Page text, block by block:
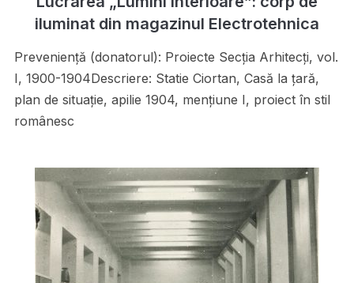
iluminat din magazinul Electrotehnica
Preveniență (donatorul): Proiecte Secţia Arhitecţi, vol.
I, 1900-1904Descriere: Statie Ciortan, Casă la ţară,
plan de situaţie, apilie 1904, menţiune I, proiect în stil
românesc